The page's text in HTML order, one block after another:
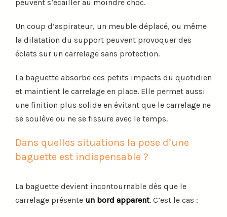
peuvent s’écailler au moindre choc.
Un coup d’aspirateur, un meuble déplacé, ou même
la dilatation du support peuvent provoquer des
éclats sur un carrelage sans protection.
La baguette absorbe ces petits impacts du quotidien
et maintient le carrelage en place. Elle permet aussi
une finition plus solide en évitant que le carrelage ne
se soulève ou ne se fissure avec le temps.
Dans quelles situations la pose d’une
baguette est indispensable ?
La baguette devient incontournable dès que le
carrelage présente un bord apparent. C’est le cas :